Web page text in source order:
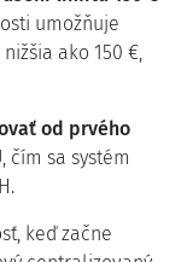
umožňuje
ako 150 €,
od prvého
čím sa systém
keď začne